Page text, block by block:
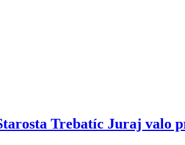
Trebatíc Juraj valo